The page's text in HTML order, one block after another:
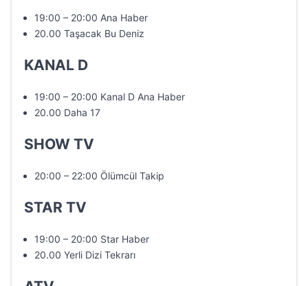
19:00 – 20:00 Ana Haber
20.00 Taşacak Bu Deniz
KANAL D
19:00 – 20:00 Kanal D Ana Haber
20.00 Daha 17
SHOW TV
20:00 – 22:00 Ölümcül Takip
STAR TV
19:00 – 20:00 Star Haber
20.00 Yerli Dizi Tekrarı